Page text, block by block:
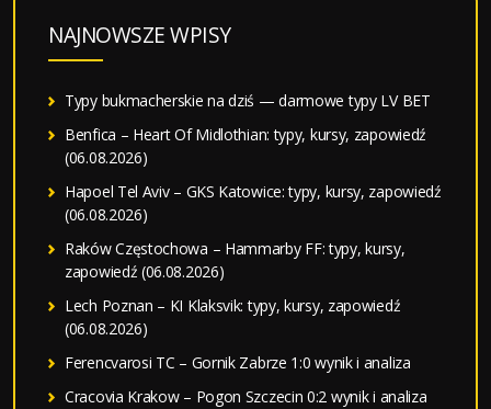
NAJNOWSZE WPISY
Typy bukmacherskie na dziś — darmowe typy LV BET
Benfica – Heart Of Midlothian: typy, kursy, zapowiedź
(06.08.2026)
Hapoel Tel Aviv – GKS Katowice: typy, kursy, zapowiedź
(06.08.2026)
Raków Częstochowa – Hammarby FF: typy, kursy,
zapowiedź (06.08.2026)
Lech Poznan – KI Klaksvik: typy, kursy, zapowiedź
(06.08.2026)
Ferencvarosi TC – Gornik Zabrze 1:0 wynik i analiza
Cracovia Krakow – Pogon Szczecin 0:2 wynik i analiza